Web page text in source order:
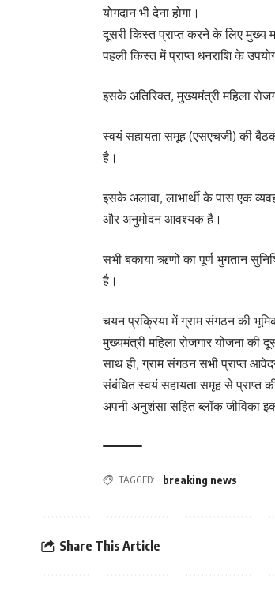
योगदान भी देना होगा।
दूसरी किस्त प्राप्त करने के लिए मुख्य
पहली किस्त में प्राप्त धनराशि के
इसके अतिरिक्त, मुख्यमंत्री महिला
स्वयं सहायता समूह (एसएचजी) की
है।
इसके अलावा, लाभार्थी के पास एक
और अनुमोदन आवश्यक है।
सभी बकाया ऋणों का पूर्ण भुगतान
है।
चयन प्रक्रिया में ग्राम संगठन की
मुख्यमंत्री महिला रोजगार योजना की
साथ ही, ग्राम संगठन सभी प्राप्त
संबंधित स्वयं सहायता समूह से प्राप्त
अपनी अनुशंसा सहित ब्लॉक जीविका
TAGGED: breaking news
Share This Article